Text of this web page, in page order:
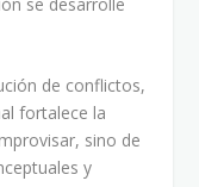
de conflictos,
fortalece la
sino de
y